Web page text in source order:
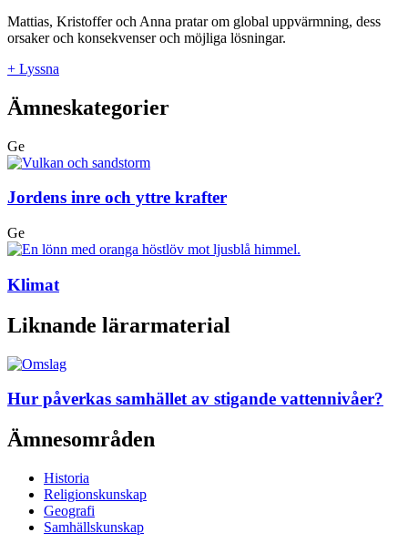
Mattias, Kristoffer och Anna pratar om global uppvärmning, dess
orsaker och konsekvenser och möjliga lösningar.
+ Lyssna
Ämneskategorier
Ge
Jordens inre och yttre krafter
Ge
Klimat
Liknande lärarmaterial
Hur påverkas samhället av stigande vattennivåer?
Ämnesområden
Historia
Religionskunskap
Geografi
Samhällskunskap